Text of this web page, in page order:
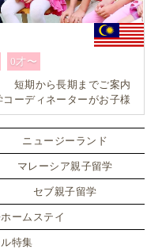
0才〜
短期から長期までご案内
ーディネーターがお子様
のマレーシア親子留学を
ニュージーランド
マレーシア親子留学
セブ親子留学
ームステイ
特集